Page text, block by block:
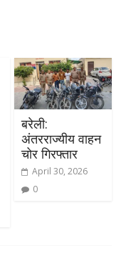
बरेली:
अंतरराज्यीय वाहन
चोर गिरफ्तार
April 30, 2026
0